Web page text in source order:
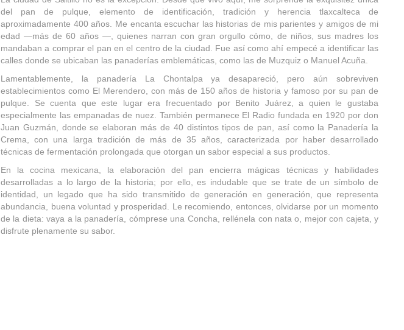
del pan de pulque, elemento de identificación, tradición y herencia tlaxcalteca de
aproximadamente 400 años. Me encanta escuchar las historias de mis parientes y amigos de mi
edad —más de 60 años —, quienes narran con gran orgullo cómo, de niños, sus madres los
mandaban a comprar el pan en el centro de la ciudad. Fue así como ahí empecé a identificar las
calles donde se ubicaban las panaderías emblemáticas, como las de Muzquiz o Manuel Acuña.
Lamentablemente, la panadería La Chontalpa ya desapareció, pero aún sobreviven
establecimientos como El Merendero, con más de 150 años de historia y famoso por su pan de
pulque. Se cuenta que este lugar era frecuentado por Benito Juárez, a quien le gustaba
especialmente las empanadas de nuez. También permanece El Radio fundada en 1920 por don
Juan Guzmán, donde se elaboran más de 40 distintos tipos de pan, así como la Panadería la
Crema, con una larga tradición de más de 35 años, caracterizada por haber desarrollado
técnicas de fermentación prolongada que otorgan un sabor especial a sus productos.
En la cocina mexicana, la elaboración del pan encierra mágicas técnicas y habilidades
desarrolladas a lo largo de la historia; por ello, es indudable que se trate de un símbolo de
identidad, un legado que ha sido transmitido de generación en generación, que representa
abundancia, buena voluntad y prosperidad. Le recomiendo, entonces, olvidarse por un momento
de la dieta: vaya a la panadería, cómprese una Concha, rellénela con nata o, mejor con cajeta, y
disfrute plenamente su sabor.